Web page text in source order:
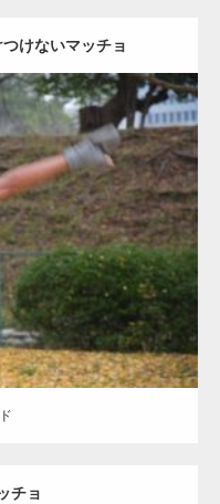
けないマッチョ
細マッチョ) 背中
チョ